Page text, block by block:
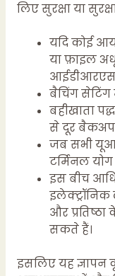
लिए सुरक्षा या
यदि कोई
या फ़ाइल
आईडीआरएस
बैचिंग सेटिंग
बहीखाता
से दूर बैकअप
जब सभी
टर्मिनल
इस बीच
और
सकते हैं।
इसलिए यह ज्ञापन